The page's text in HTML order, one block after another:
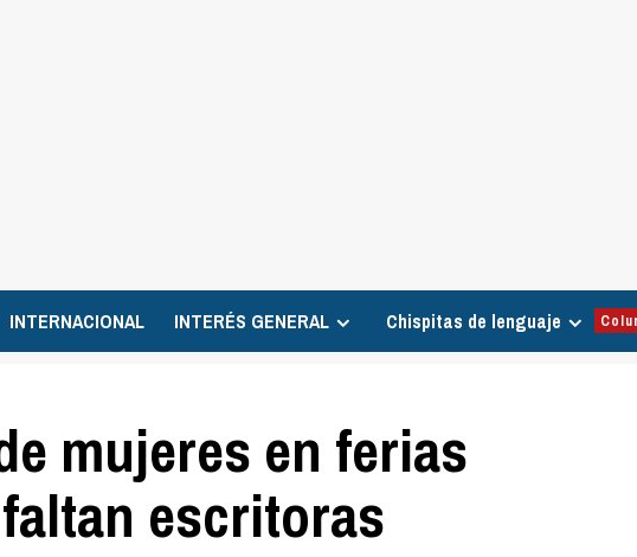
INTERNACIONAL INTERÉS GENERAL Chispitas de lenguaje
mujeres en ferias
escritoras